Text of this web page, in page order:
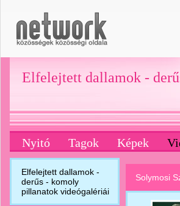
Elfelejtett dallamok -
Nyitó Tagok Képek
Elfelejtett dallamok -
derűs - komoly
pillanatok videógalériái
Solymosi